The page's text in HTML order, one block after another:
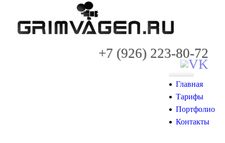
+7 (926) 223-80-72
Главная
Тарифы
Портфолио
Контакты